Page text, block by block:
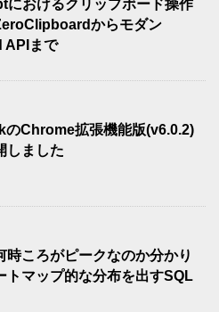
におけるクリップボード操作
からモダン
APIまで
Chrome拡張機能版(v6.0.2)
しました
時ころがピークなのか分かり
トマップ的な分布を出すSQL